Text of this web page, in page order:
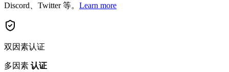
Discord、Twitter 等。 Learn more
双因素认证
多因素 认证